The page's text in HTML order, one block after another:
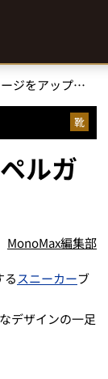
この上品さは秋冬の大人の装いにハマる！スペルガがブランドのヘリテージをアップデート
靴
ルガ
MonoMax編集部
るスニーカーブ
デザインの一足